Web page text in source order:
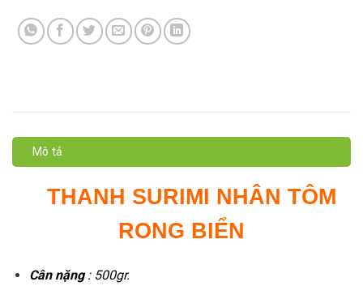
Mô tả
THANH SURIMI NHÂN TÔM
RONG BIỂN
Cân nặng: 500gr.